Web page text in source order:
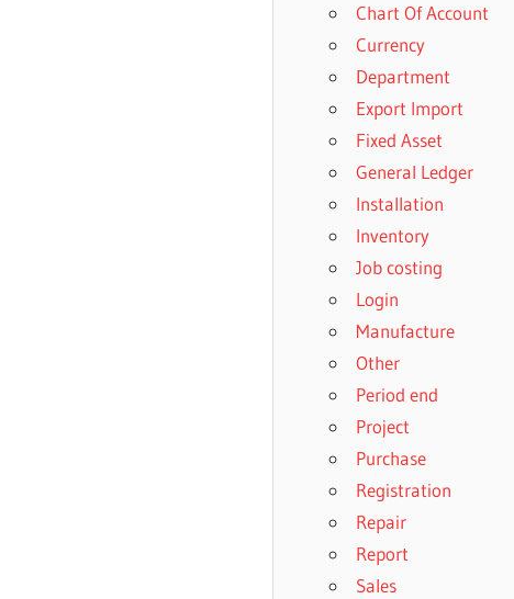
Chart Of Account
Currency
Department
Export Import
Fixed Asset
General Ledger
Installation
Inventory
Job costing
Login
Manufacture
Other
Period end
Project
Purchase
Registration
Repair
Report
Sales